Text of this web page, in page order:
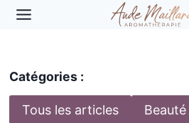
Aller
Catégories :
Tous les articles Beauté